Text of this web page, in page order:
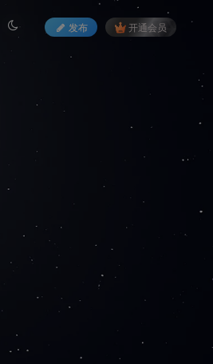
发布 开通会员